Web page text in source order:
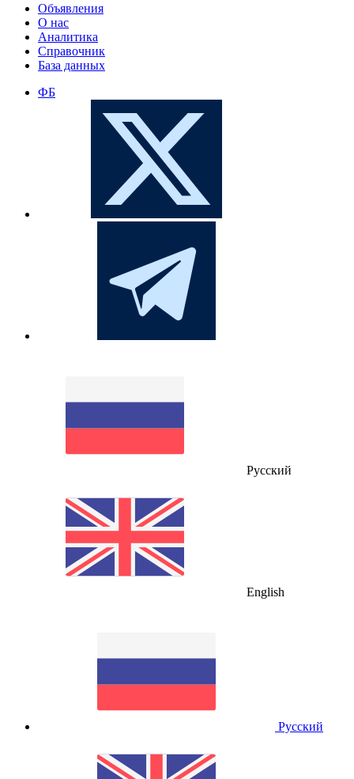
Объявления
О нас
Аналитика
Справочник
База данных
ФБ
Русский
English
Русский